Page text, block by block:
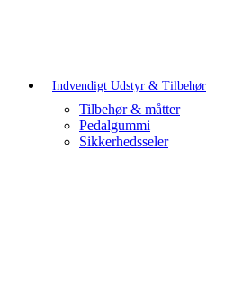
Indvendigt Udstyr & Tilbehør
Tilbehør & måtter
Pedalgummi
Sikkerhedsseler